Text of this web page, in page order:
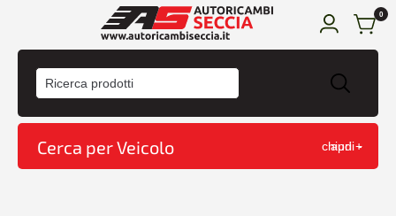
0
Cerca per Veicolo apri +
chiudi -
HOME
CONDIZIONI DI VENDITA